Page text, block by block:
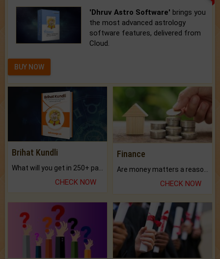
'Dhruv Astro Software' brings you
the most advanced astrology
software features, delivered from
Cloud.
BUY NOW
Brihat Kundli
CHECK NOW
Finance
CHECK NOW